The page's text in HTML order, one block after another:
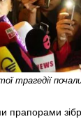
трагедії
прапорами